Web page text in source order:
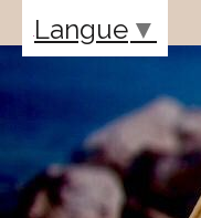
Langue ▼